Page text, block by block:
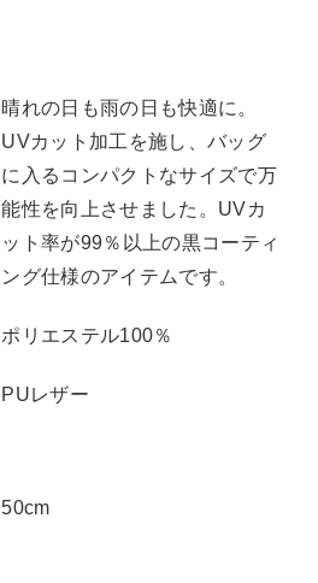
晴れの日も雨の日も快適に。
UVカット加工を施し、バッグ
に入るコンパクトなサイズで万
能性を向上させました。UVカ
ット率が99％以上の黒コーティ
ング仕様のアイテムです。
ポリエステル100％
PUレザー
50cm